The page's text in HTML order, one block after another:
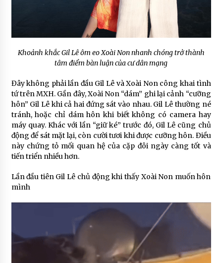
Khoảnh khắc Gil Lê ôm eo Xoài Non nhanh chóng trở thành
tâm điểm bàn luận của cư dân mạng
Đây không phải lần đầu Gil Lê và Xoài Non công khai tình
tứ trên MXH. Gần đây, Xoài Non “dám” ghi lại cảnh “cưỡng
hôn” Gil Lê khi cả hai đứng sát vào nhau. Gil Lê thường né
tránh, hoặc chỉ dám hôn khi biết không có camera hay
máy quay. Khác với lần “giữ ké” trước đó, Gil Lê cũng chủ
động để sát mặt lại, còn cười tươi khi được cưỡng hôn. Điều
này chứng tỏ mối quan hệ của cặp đôi ngày càng tốt và
tiến triển nhiều hơn.
Lần đầu tiên Gil Lê chủ động khi thấy Xoài Non muốn hôn
mình